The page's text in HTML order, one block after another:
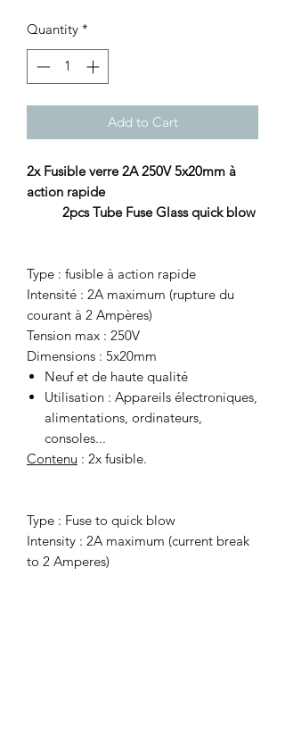
Quantity *
Add to Cart
2x Fusible verre 2A 250V 5x20mm à
action rapide
2pcs Tube Fuse Glass quick blow
Type : fusible à action rapide
Intensité : 2A maximum (rupture du
courant à 2 Ampères)
Tension max : 250V
Dimensions : 5x20mm
Neuf et de haute qualité
Utilisation : Appareils électroniques,
alimentations, ordinateurs,
consoles...
Contenu : 2x fusible.
Type : Fuse to quick blow
Intensity : 2A maximum (current break
to 2 Amperes)